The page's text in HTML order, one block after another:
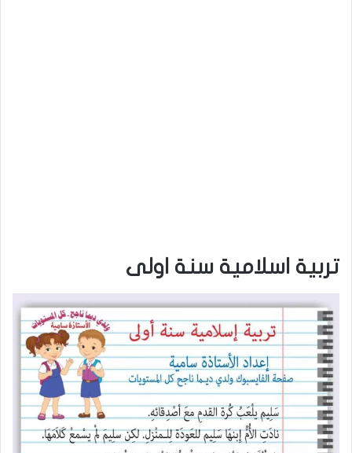
تربية اسلامية سنة اولى